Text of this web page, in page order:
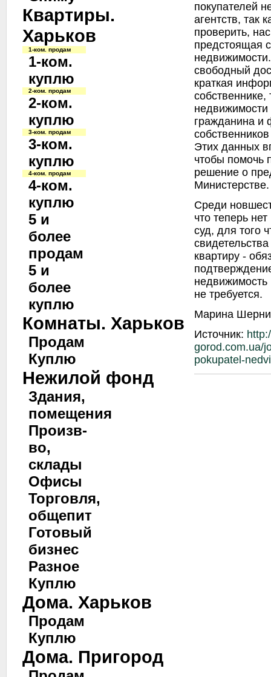
Квартиры.
Харьков
1-ком. продам
1-ком.
куплю
2-ком. продам
2-ком.
куплю
3-ком. продам
3-ком.
куплю
4-ком. продам
4-ком.
куплю
5 и
более
продам
5 и
более
куплю
Комнаты. Харьков
Продам
Куплю
Нежилой фонд
Здания,
помещения
Произв-
во,
склады
Офисы
Торговля,
общепит
Готовый
бизнес
Разное
Куплю
Дома. Харьков
Продам
Куплю
Дома. Пригород
покупателей
агентств, так
проверить,
предстоящая
свободный
краткая
собственнике,
недвижимости
гражданина и
Этих данных
чтобы помочь
решение о
Министерстве.
Среди
что теперь
суд, для того
квартиру -
недвижимость
не требуется.
Марина
Источник:
gorod.com.ua/
pokupatel-